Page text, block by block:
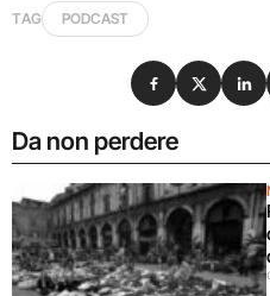
TAG PODCAST
Da non perdere
Condividi su
Condividi